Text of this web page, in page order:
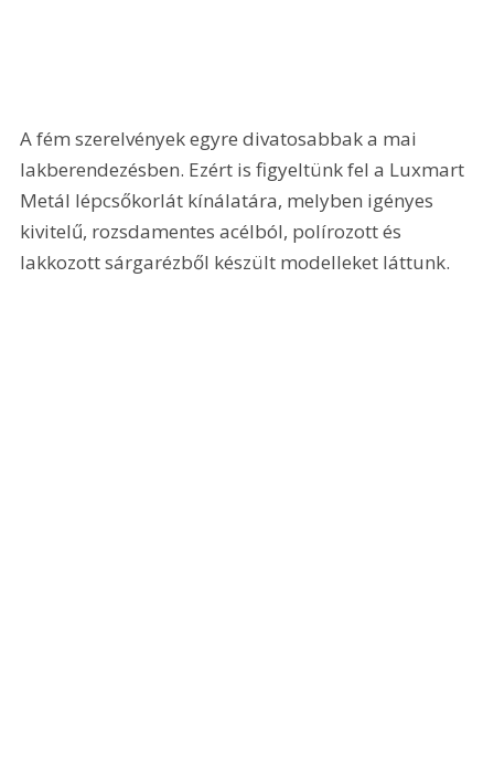
A fém szerelvények egyre divatosabbak a mai
lakberendezésben. Ezért is figyeltünk fel a Luxmart
Metál lépcsőkorlát kínálatára, melyben igényes
kivitelű, rozsdamentes acélból, polírozott és
lakkozott sárgarézből készült modelleket láttunk.